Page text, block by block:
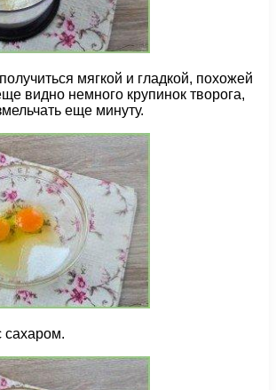
мягкой и гладкой, похожей
видно немного крупинок творога,
еще минуту.
сахаром.